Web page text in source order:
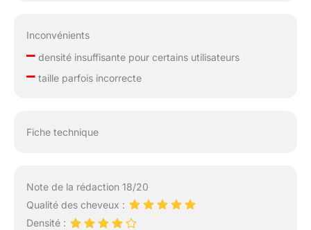
Inconvénients
–densité insuffisante pour certains utilisateurs
–taille parfois incorrecte
Fiche technique
Note de la rédaction 18/20
Qualité des cheveux :
Densité :